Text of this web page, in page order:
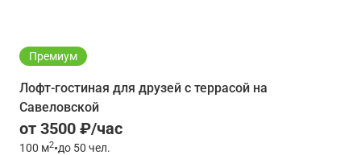
Премиум
Лофт-гостиная для друзей с террасой на
Савеловской
от 3500 ₽/час
100 м2•до 50 чел.